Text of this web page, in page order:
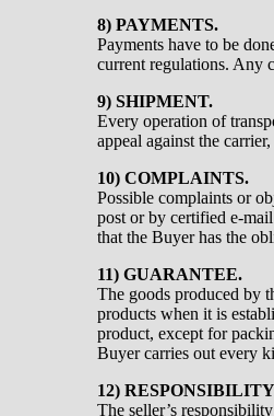
8) PAYMENTS.
Payments have to be
current regulations. Any
9) SHIPMENT.
Every operation of
appeal against the
10) COMPLAINTS.
Possible complaints or
post or by certified e-
that the Buyer has the
11) GUARANTEE.
The goods produced by
products when it is
product, except for
Buyer carries out every
12)
The seller’s